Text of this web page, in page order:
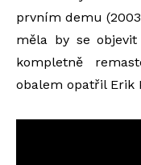
prvním demu
měla by se
kompletně
obalem opatřil Erik